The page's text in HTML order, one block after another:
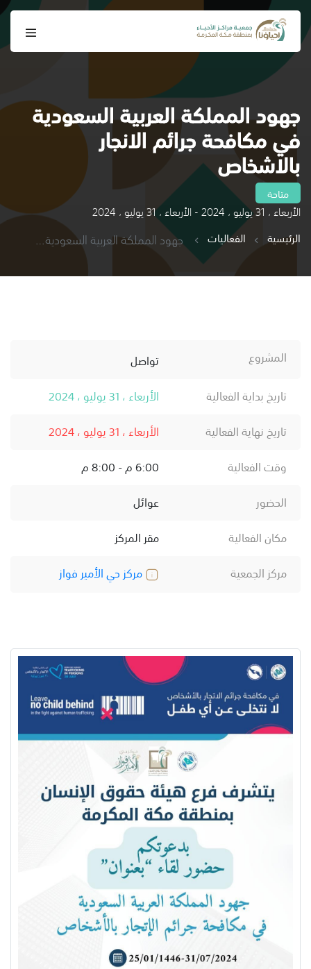
جهود المملكة العربية السعودية
في مكافحة جرائم الانجار
بالاشخاص
متاحة
الأربعاء ، 31 يوليو ، 2024 - الأربعاء ، 31 يوليو ، 2024
الرئيسية
الفعاليات جهود المملكة العربية السعودية في مكافحة جرائم الانجار بالاشخاص
المشروع
تواصل
تاريخ بداية الفعالية
الأربعاء ، 31 يوليو ، 2024
تاريخ نهاية الفعالية
الأربعاء ، 31 يوليو ، 2024
وقت الفعالية
6:00 م - 8:00 م
الحضور
عوائل
مكان الفعالية
مقر المركز
مركز الجمعية
مركز حي الأمير فواز